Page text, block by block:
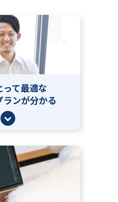
って最適な
ランが分かる